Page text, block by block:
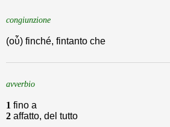
congiunzione
(οὗ) finché, fintanto che
avverbio
1 fino a
2 affatto, del tutto